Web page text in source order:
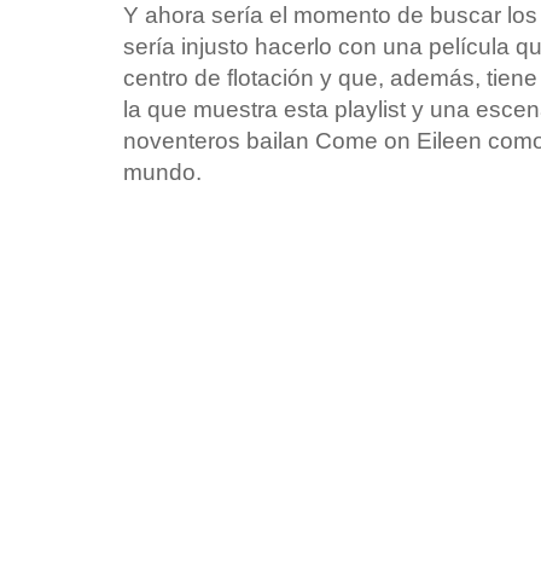
Y ahora sería el momento de buscar
sería injusto hacerlo con una película
centro de flotación y que, además,
la que muestra esta playlist y una
noventeros bailan Come on Eileen
mundo.